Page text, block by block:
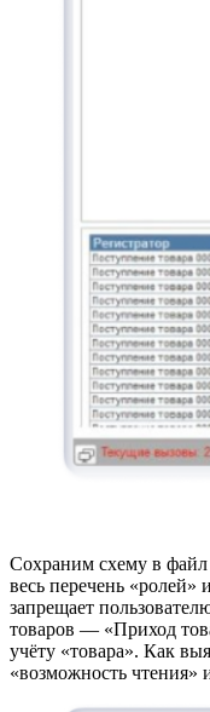
Сохраним схему в
весь перечень «ролей»
запрещает
товаров — «Приход
учёту «товара». Как
«возможность чтения»